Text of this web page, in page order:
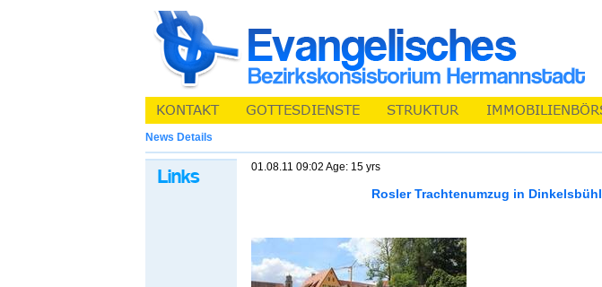
News Details
01.08.11 09:02 Age: 15 yrs
Rosler Trachtenumzug in Dinkelsbühl